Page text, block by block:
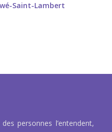
Saint-Lambert
personnes l’entendent,